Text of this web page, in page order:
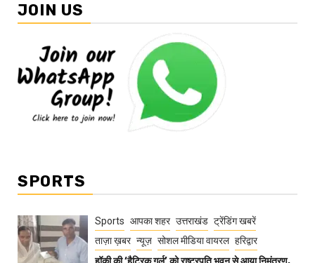
JOIN US
SPORTS
Sports आपका शहर उत्तराखंड ट्रेंडिंग खबरें
ताज़ा ख़बर न्यूज़ सोशल मीडिया वायरल हरिद्वार